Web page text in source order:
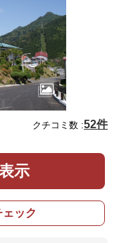
クチコミ数 :52件
示
ック